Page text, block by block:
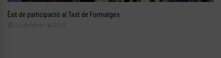
Èxit de participació al Tast de Formatges
15 de febrer de 2018